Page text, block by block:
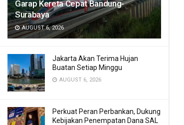
Garap Kereta Cepat Bandung-
Surabaya
AUGUST 6, 2026
Jakarta Akan Terima Hujan
Buatan Setiap Minggu
AUGUST 6, 2026
Perkuat Peran Perbankan, Dukung
Kebijakan Penempatan Dana SAL